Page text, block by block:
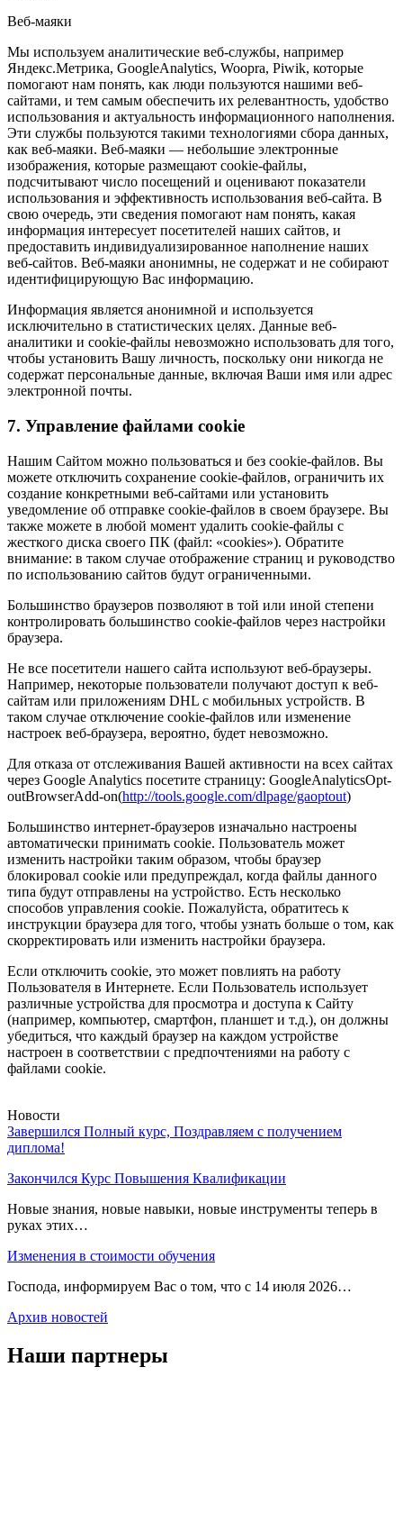
Веб-маяки
Мы используем аналитические веб-службы, например
Яндекс.Метрика, GoogleAnalytics, Woopra, Piwik, которые
помогают нам понять, как люди пользуются нашими веб-
сайтами, и тем самым обеспечить их релевантность, удобство
использования и актуальность информационного наполнения.
Эти службы пользуются такими технологиями сбора данных,
как веб-маяки. Веб-маяки — небольшие электронные
изображения, которые размещают cookie-файлы,
подсчитывают число посещений и оценивают показатели
использования и эффективность использования веб-сайта. В
свою очередь, эти сведения помогают нам понять, какая
информация интересует посетителей наших сайтов, и
предоставить индивидуализированное наполнение наших
веб-сайтов. Веб-маяки анонимны, не содержат и не собирают
идентифицирующую Вас информацию.
Информация является анонимной и используется
исключительно в статистических целях. Данные веб-
аналитики и cookie-файлы невозможно использовать для того,
чтобы установить Вашу личность, поскольку они никогда не
содержат персональные данные, включая Ваши имя или адрес
электронной почты.
7. Управление файлами cookie
Нашим Сайтом можно пользоваться и без cookie-файлов. Вы
можете отключить сохранение cookie-файлов, ограничить их
создание конкретными веб-сайтами или установить
уведомление об отправке cookie-файлов в своем браузере. Вы
также можете в любой момент удалить cookie-файлы с
жесткого диска своего ПК (файл: «cookies»). Обратите
внимание: в таком случае отображение страниц и руководство
по использованию сайтов будут ограниченными.
Большинство браузеров позволяют в той или иной степени
контролировать большинство cookie-файлов через настройки
браузера.
Не все посетители нашего сайта используют веб-браузеры.
Например, некоторые пользователи получают доступ к веб-
сайтам или приложениям DHL с мобильных устройств. В
таком случае отключение cookie-файлов или изменение
настроек веб-браузера, вероятно, будет невозможно.
Для отказа от отслеживания Вашей активности на всех сайтах
через Google Analytics посетите страницу: GoogleAnalyticsOpt-
outBrowserAdd-on(http://tools.google.com/dlpage/gaoptout)
Большинство интернет-браузеров изначально настроены
автоматически принимать cookie. Пользователь может
изменить настройки таким образом, чтобы браузер
блокировал cookie или предупреждал, когда файлы данного
типа будут отправлены на устройство. Есть несколько
способов управления cookie. Пожалуйста, обратитесь к
инструкции браузера для того, чтобы узнать больше о том, как
скорректировать или изменить настройки браузера.
Если отключить cookie, это может повлиять на работу
Пользователя в Интернете. Если Пользователь использует
различные устройства для просмотра и доступа к Сайту
(например, компьютер, смартфон, планшет и т.д.), он должны
убедиться, что каждый браузер на каждом устройстве
настроен в соответствии с предпочтениями на работу с
файлами cookie.
Новости
Завершился Полный курс, Поздравляем с получением
диплома!
Закончился Курс Повышения Квалификации
Новые знания, новые навыки, новые инструменты теперь в
руках этих…
Изменения в стоимости обучения
Господа, информируем Вас о том, что с 14 июля 2026…
Архив новостей
Наши партнеры